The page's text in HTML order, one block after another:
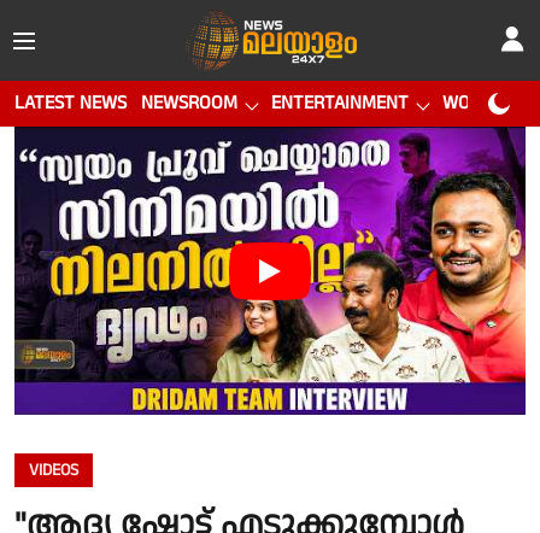
LATEST NEWS NEWSROOM ENTERTAINMENT WORLD CUP
VIDEOS